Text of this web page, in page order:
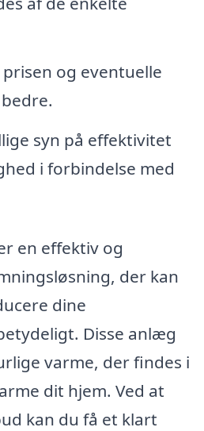
og eventuelle
syn på effektivitet
i forbindelse med
en effektiv og
der kan
dine
Disse anlæg
varme, der findes i
dit hjem. Ved at
kan du få et klart